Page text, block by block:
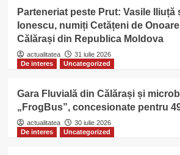
Parteneriat peste Prut: Vasile Iliuță
Ionescu, numiți Cetățeni de
Călărași din Republica Moldova
actualitatea
31 iulie 2026
De interes
Uncategorized
Gara Fluvială din Călărași și
„FrogBus”, concesionate pentru
actualitatea
30 iulie 2026
De interes
Uncategorized